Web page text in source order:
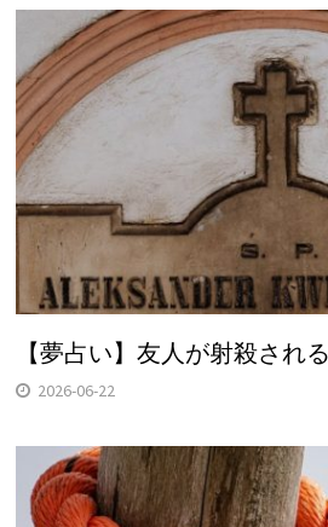
【夢占い】友人が射殺され
2026-06-22